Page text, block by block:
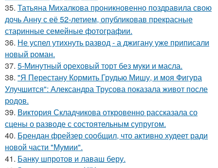
35. Татьяна Михалкова проникновенно поздравила свою
дочь Анну с её 52-летием, опубликовав прекрасные
старинные семейные фотографии.
36. Не успел утихнуть развод - а джигану уже приписали
новый роман.
37. 5-Минутный ореховый торт без муки и масла.
38. "Я Перестану Кормить Грудью Мишу, и моя Фигура
Улучшится": Александра Трусова показала живот после
родов.
39. Виктория Складчикова откровенно рассказала со
сцены о разводе с состоятельным супругом.
40. Брендан фрейзер сообщил, что активно худеет ради
новой части "Мумии".
41. Банку шпротов и лаваш беру.